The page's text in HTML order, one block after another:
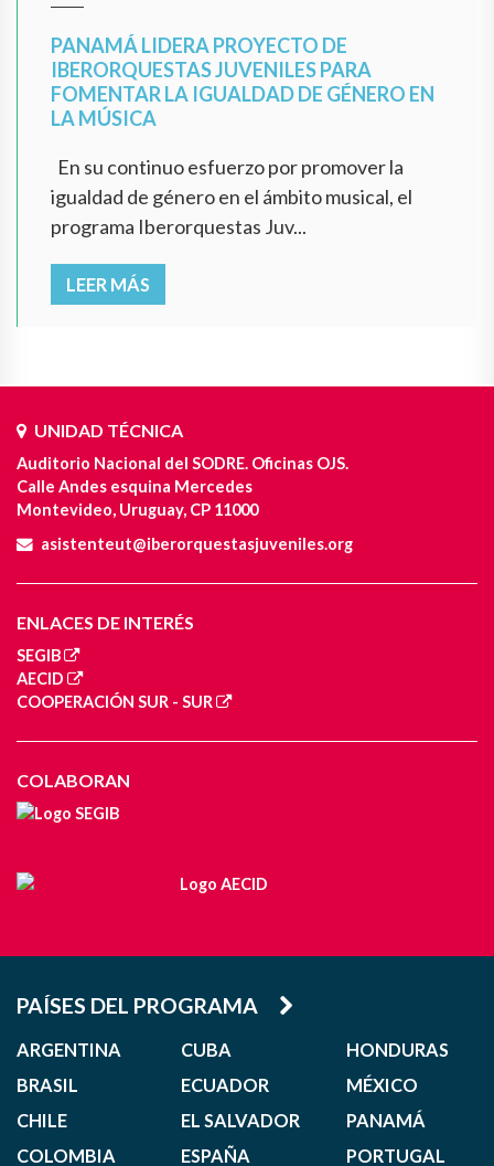
PANAMÁ LIDERA PROYECTO DE
IBERORQUESTAS JUVENILES PARA
FOMENTAR LA IGUALDAD DE GÉNERO EN
LA MÚSICA
En su continuo esfuerzo por promover la
igualdad de género en el ámbito musical, el
programa Iberorquestas Juv...
LEER MÁS
UNIDAD TÉCNICA
Auditorio Nacional del SODRE. Oficinas OJS.
Calle Andes esquina Mercedes
Montevideo, Uruguay, CP 11000
asistenteut@iberorquestasjuveniles.org
ENLACES DE INTERÉS
SEGIB
AECID
COOPERACIÓN SUR - SUR
COLABORAN
PAÍSES DEL PROGRAMA
ARGENTINA
BRASIL
CHILE
COLOMBIA
CUBA
ECUADOR
EL SALVADOR
ESPAÑA
HONDURAS
MÉXICO
PANAMÁ
PORTUGAL